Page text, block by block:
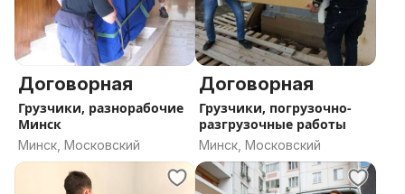
Договорная
Грузчики, разнорабочие
Минск
Минск, Московский
Договорная
Грузчики, погрузочно-
разгрузочные работы
Минск, Московский